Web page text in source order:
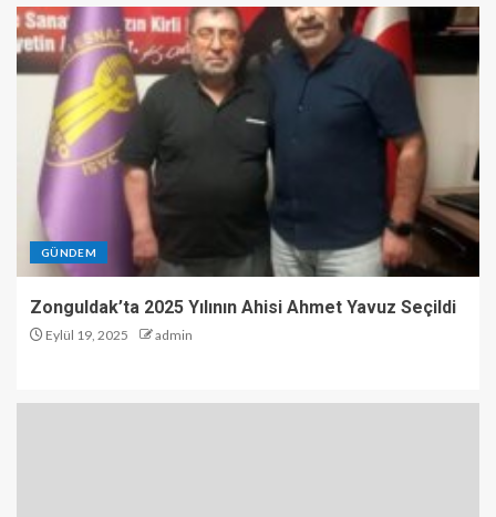
GÜNDEM
Zonguldak’ta 2025 Yılının Ahisi Ahmet Yavuz Seçildi
Eylül 19, 2025 admin